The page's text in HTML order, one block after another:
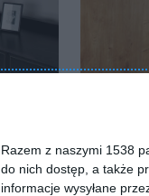
Razem z naszymi 1538
do nich dostęp, a także
informacje wysyłane